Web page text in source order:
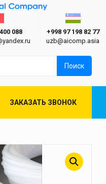
г. Бишкек
088
+998 97 198 82 77
uzb@aicomp.asia
ЗАКАЗАТЬ ЗВОНОК